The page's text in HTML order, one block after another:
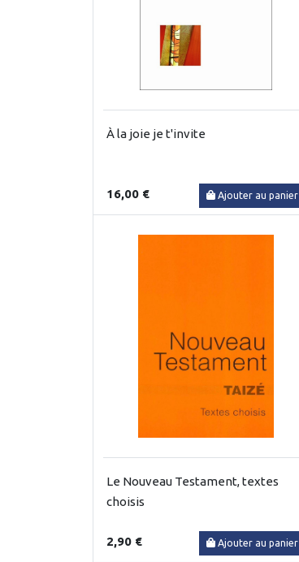
À la joie je t'invite
16,00 € Ajouter au panier
Le Nouveau Testament, textes
choisis
2,90 € Ajouter au panier